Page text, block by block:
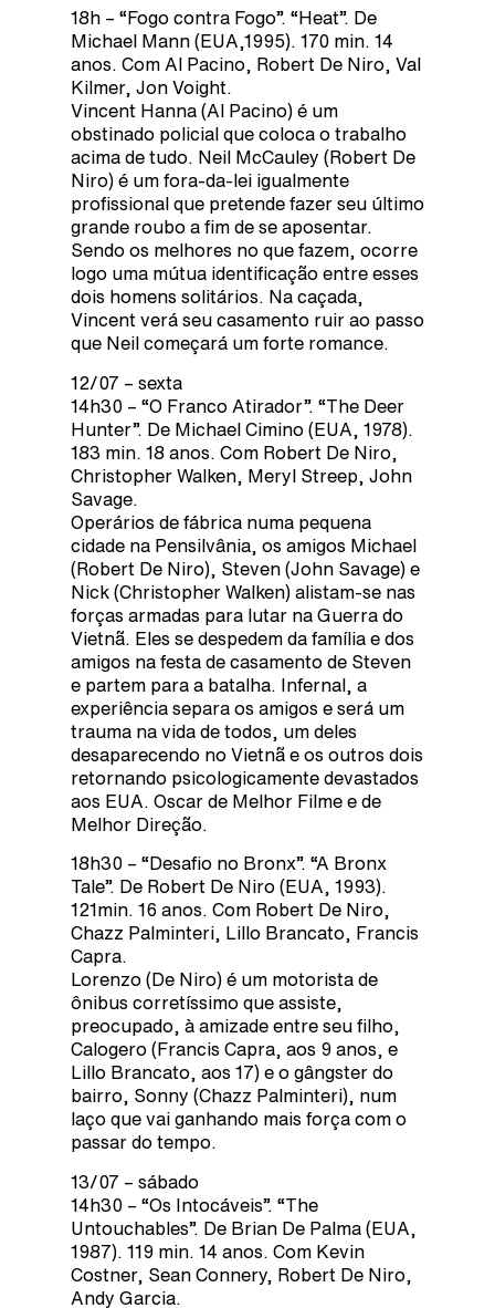
18h – “Fogo contra Fogo”. “Heat”. De
Michael Mann (EUA,1995). 170 min. 14
anos. Com Al Pacino, Robert De Niro, Val
Kilmer, Jon Voight.
Vincent Hanna (Al Pacino) é um
obstinado policial que coloca o trabalho
acima de tudo. Neil McCauley (Robert De
Niro) é um fora-da-lei igualmente
profissional que pretende fazer seu último
grande roubo a fim de se aposentar.
Sendo os melhores no que fazem, ocorre
logo uma mútua identificação entre esses
dois homens solitários. Na caçada,
Vincent verá seu casamento ruir ao passo
que Neil começará um forte romance.
12/07 – sexta
14h30 – “O Franco Atirador”. “The Deer
Hunter”. De Michael Cimino (EUA, 1978).
183 min. 18 anos. Com Robert De Niro,
Christopher Walken, Meryl Streep, John
Savage.
Operários de fábrica numa pequena
cidade na Pensilvânia, os amigos Michael
(Robert De Niro), Steven (John Savage) e
Nick (Christopher Walken) alistam-se nas
forças armadas para lutar na Guerra do
Vietnã. Eles se despedem da família e dos
amigos na festa de casamento de Steven
e partem para a batalha. Infernal, a
experiência separa os amigos e será um
trauma na vida de todos, um deles
desaparecendo no Vietnã e os outros dois
retornando psicologicamente devastados
aos EUA. Oscar de Melhor Filme e de
Melhor Direção.
18h30 – “Desafio no Bronx”. “A Bronx
Tale”. De Robert De Niro (EUA, 1993).
121min. 16 anos. Com Robert De Niro,
Chazz Palminteri, Lillo Brancato, Francis
Capra.
Lorenzo (De Niro) é um motorista de
ônibus corretíssimo que assiste,
preocupado, à amizade entre seu filho,
Calogero (Francis Capra, aos 9 anos, e
Lillo Brancato, aos 17) e o gângster do
bairro, Sonny (Chazz Palminteri), num
laço que vai ganhando mais força com o
passar do tempo.
13/07 – sábado
14h30 – “Os Intocáveis”. “The
Untouchables”. De Brian De Palma (EUA,
1987). 119 min. 14 anos. Com Kevin
Costner, Sean Connery, Robert De Niro,
Andy Garcia.